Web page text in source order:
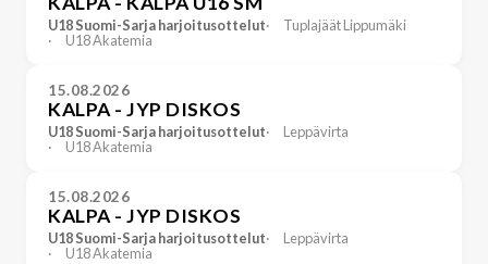
U18 Suomi-Sarja harjoitusottelut
Tuplajäät Lippumäki
U18 Akatemia
15.08.2026
KALPA - JYP DISKOS
U18 Suomi-Sarja harjoitusottelut
Leppävirta
U18 Akatemia
15.08.2026
KALPA - JYP DISKOS
U18 Suomi-Sarja harjoitusottelut
Leppävirta
U18 Akatemia